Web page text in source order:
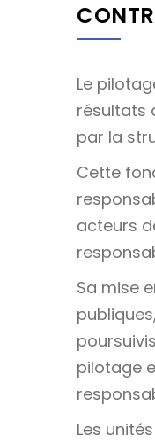
Le
résultats
par la
Cette
acteurs
Sa mise
pilotage
Les